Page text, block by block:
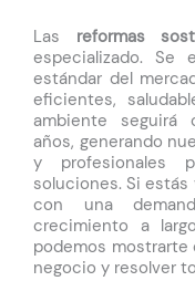
Las reformas
especializado.
estándar del
eficientes,
ambiente seguirá
años, generando
y profesionales
soluciones.Si estás
con una
crecimiento a
podemos mostrarte
negocio y resolver